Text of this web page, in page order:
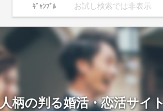
ｷﾞｬﾝﾌﾞﾙ お試し検索では非表示
人柄の判る婚活・恋活サイト